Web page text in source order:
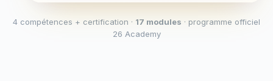
4 compétences + certification · 17 modules · programme officiel
26 Academy